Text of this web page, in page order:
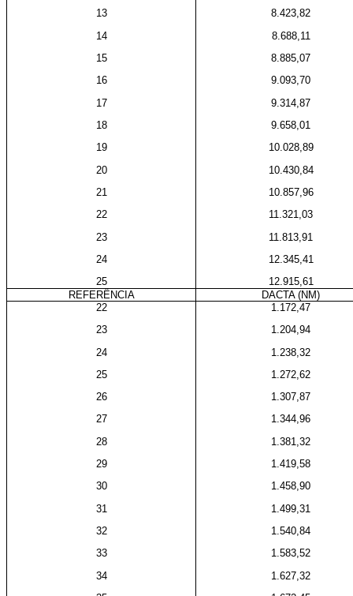
13
14
15
16
17
18
19
20
21
22
23
24
25
8.423,82
8.688,11
8.885,07
9.093,70
9.314,87
9.658,01
10.028,89
10.430,84
10.857,96
11.321,03
11.813,91
12.345,41
12.915,61
REFERÊNCIA
DACTA (NM)
22
23
24
25
26
27
28
29
30
31
32
33
34
1.172,47
1.204,94
1.238,32
1.272,62
1.307,87
1.344,96
1.381,32
1.419,58
1.458,90
1.499,31
1.540,84
1.583,52
1.627,32